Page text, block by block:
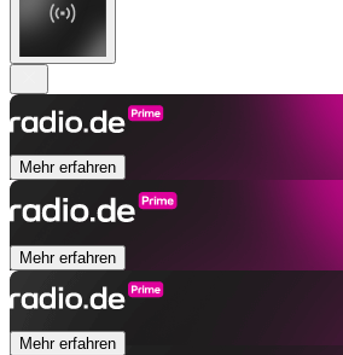
Mehr erfahren
Mehr erfahren
Mehr erfahren